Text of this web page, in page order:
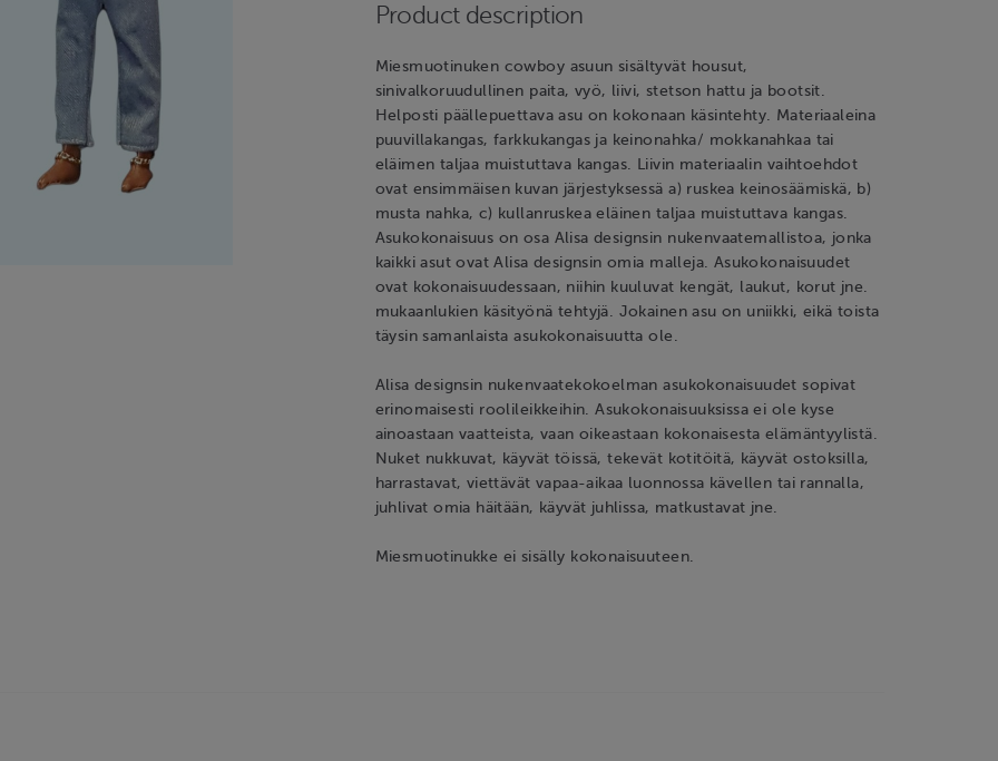
Product description
Miesmuotinuken cowboy asuun sisältyvät housut,
sinivalkoruudullinen paita, vyö, liivi, stetson hattu ja bootsit.
Helposti päällepuettava asu on kokonaan käsintehty. Materiaaleina
puuvillakangas, farkkukangas ja keinonahka/ mokkanahkaa tai
eläimen taljaa muistuttava kangas. Liivin materiaalin vaihtoehdot
ovat ensimmäisen kuvan järjestyksessä a) ruskea keinosäämiskä, b)
musta nahka, c) kullanruskea eläinen taljaa muistuttava kangas.
Asukokonaisuus on osa Alisa designsin nukenvaatemallistoa, jonka
kaikki asut ovat Alisa designsin omia malleja. Asukokonaisuudet
ovat kokonaisuudessaan, niihin kuuluvat kengät, laukut, korut jne.
mukaanlukien käsityönä tehtyjä. Jokainen asu on uniikki, eikä toista
täysin samanlaista asukokonaisuutta ole.
Alisa designsin nukenvaatekokoelman asukokonaisuudet sopivat
erinomaisesti roolileikkeihin. Asukokonaisuuksissa ei ole kyse
ainoastaan vaatteista, vaan oikeastaan kokonaisesta elämäntyylistä.
Nuket nukkuvat, käyvät töissä, tekevät kotitöitä, käyvät ostoksilla,
harrastavat, viettävät vapaa-aikaa luonnossa kävellen tai rannalla,
juhlivat omia häitään, käyvät juhlissa, matkustavat jne.
Miesmuotinukke ei sisälly kokonaisuuteen.